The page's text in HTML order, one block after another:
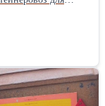
60 - 65%